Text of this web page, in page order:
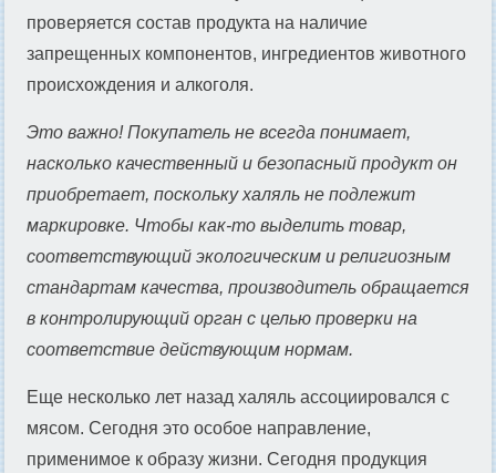
проверяется состав продукта на наличие
запрещенных компонентов, ингредиентов животного
происхождения и алкоголя.
Это важно! Покупатель не всегда понимает,
насколько качественный и безопасный продукт он
приобретает, поскольку халяль не подлежит
маркировке. Чтобы как-то выделить товар,
соответствующий экологическим и религиозным
стандартам качества, производитель обращается
в контролирующий орган с целью проверки на
соответствие действующим нормам.
Еще несколько лет назад халяль ассоциировался с
мясом. Сегодня это особое направление,
применимое к образу жизни. Сегодня продукция